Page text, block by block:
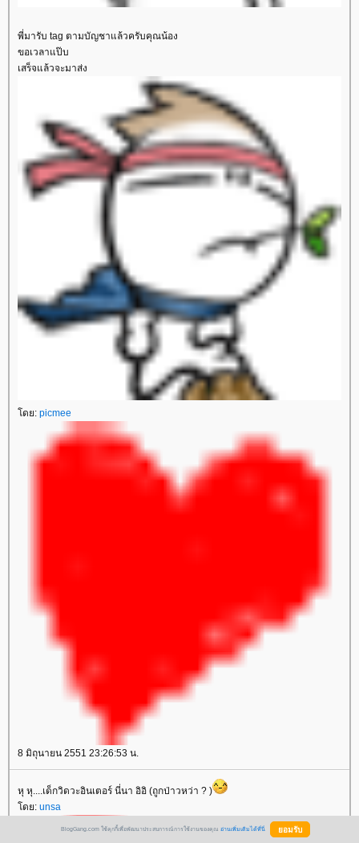
พี่มารับ tag ตามบัญชาแล้วครับคุณน้อง
ขอเวลาแป๊บ
เสร็จแล้วจะมาส่ง
ดย: picmee
8 มิถุนายน 2551 23:26:53 น.
หุ หุ....เด็กวิดวะอินเตอร์ นี่นา อิอิ (ถูกป่าวหว่า ? )
ดย: unsa
BlogGang.com ใช้คุกกี้เพื่อพัฒนาประสบการณ์การใช้งานของคุณ อ่านเพิ่มเติมได้ที่นี่